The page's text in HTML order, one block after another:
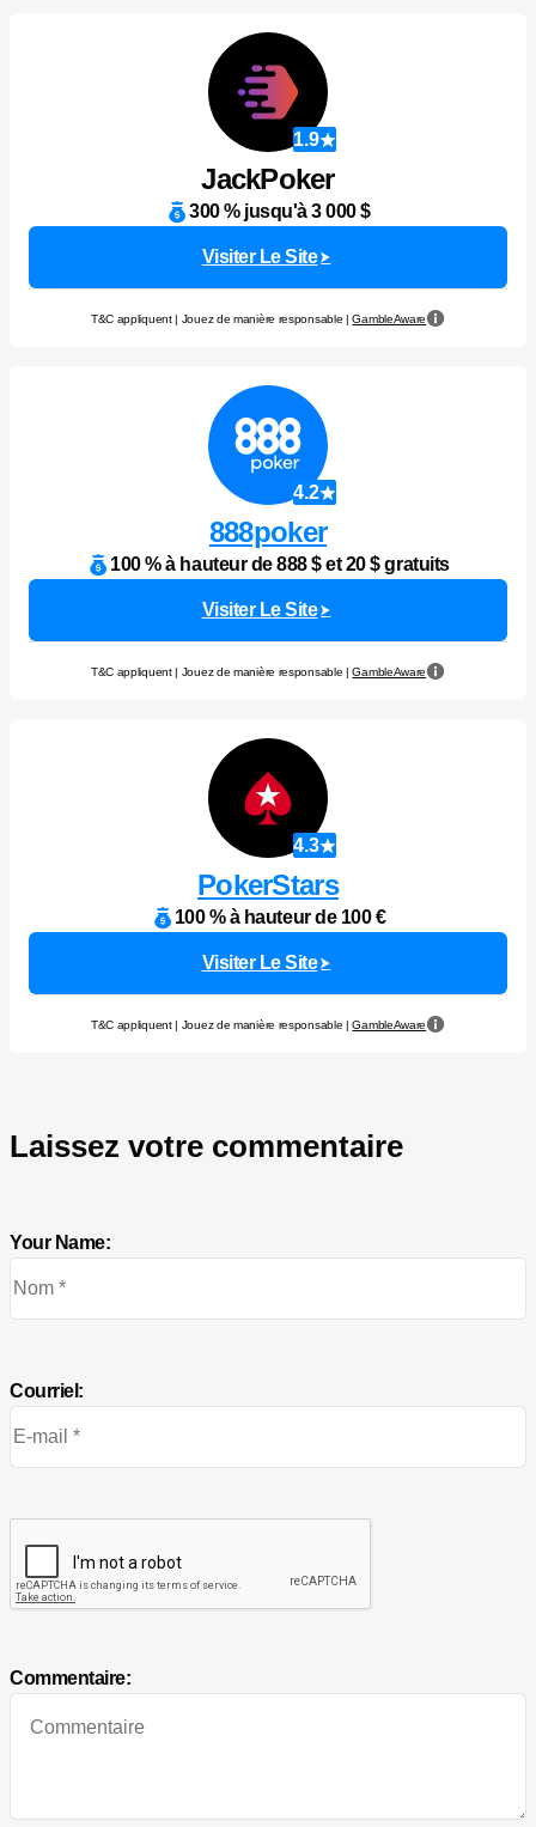
1.9
JackPoker
300 % jusqu'à 3 000 $
Visiter Le Site
T&C appliquent | Jouez de manière responsable |GambleAware
4.2
888poker
100 % à hauteur de 888 $ et 20 $ gratuits
Visiter Le Site
T&C appliquent | Jouez de manière responsable |GambleAware
4.3
PokerStars
100 % à hauteur de 100 €
Visiter Le Site
T&C appliquent | Jouez de manière responsable |GambleAware
Laissez votre commentaire
Your Name:
Courriel:
Commentaire: